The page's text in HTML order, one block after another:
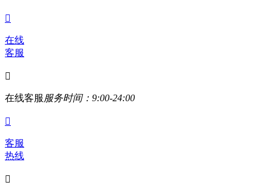

在线
客服

在线客服 服务时间：9:00-24:00

客服
热线
